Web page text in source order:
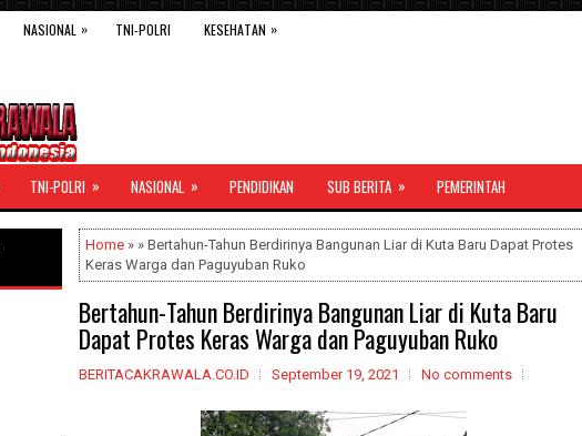
NASIONAL » TNI-POLRI KESEHATAN »
TNI-POLRI » NASIONAL » PENDIDIKAN SUB BERITA » PEMERINTAH
Home » » Bertahun-Tahun Berdirinya Bangunan Liar di Kuta Baru Dapat Protes
Keras Warga dan Paguyuban Ruko
Bertahun-Tahun Berdirinya Bangunan Liar di Kuta Baru
Dapat Protes Keras Warga dan Paguyuban Ruko
BERITACAKRAWALA.CO.ID September 19, 2021 No comments